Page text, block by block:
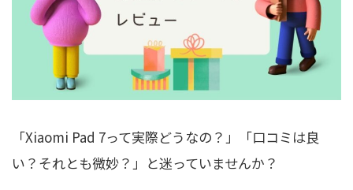
「Xiaomi Pad 7って実際どうなの？」「口コミは良
い？それとも微妙？」と迷っていませんか？